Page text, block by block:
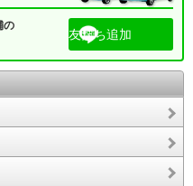
の
友だち追加